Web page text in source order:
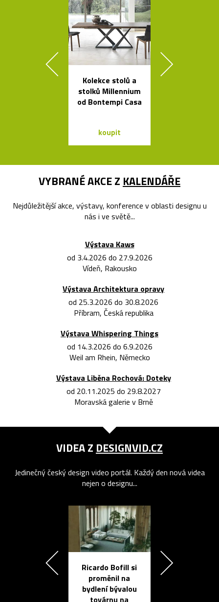
Kolekce stolů a
stolků Millennium
od Bontempi Casa
koupit
VYBRANÉ AKCE Z KALENDÁŘE
Nejdůležitější akce, výstavy, konference v oblasti designu u
nás i ve světě...
Výstava Kaws
od 3.4.2026 do 27.9.2026
Vídeň, Rakousko
Výstava Architektura opravy
od 25.3.2026 do 30.8.2026
Příbram, Česká republika
Výstava Whispering Things
od 14.3.2026 do 6.9.2026
Weil am Rhein, Německo
Výstava Liběna Rochová: Doteky
od 20.11.2025 do 29.8.2027
Moravská galerie v Brně
VIDEA Z DESIGNVID.CZ
Jedinečný český design video portál. Každý den nová videa
nejen o designu...
Ricardo Bofill si
proměnil na
bydlení bývalou